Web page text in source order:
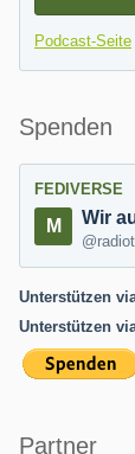
Podcast-Seite
Spenden
FEDIVERSE
Wir
Unterstützen
Unterstützen
Partner